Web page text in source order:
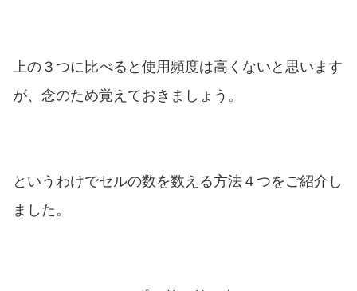
上の３つに比べると使用頻度は高くないと思います
が、念のため覚えておきましょう。
というわけでセルの数を数える方法４つをご紹介し
ました。